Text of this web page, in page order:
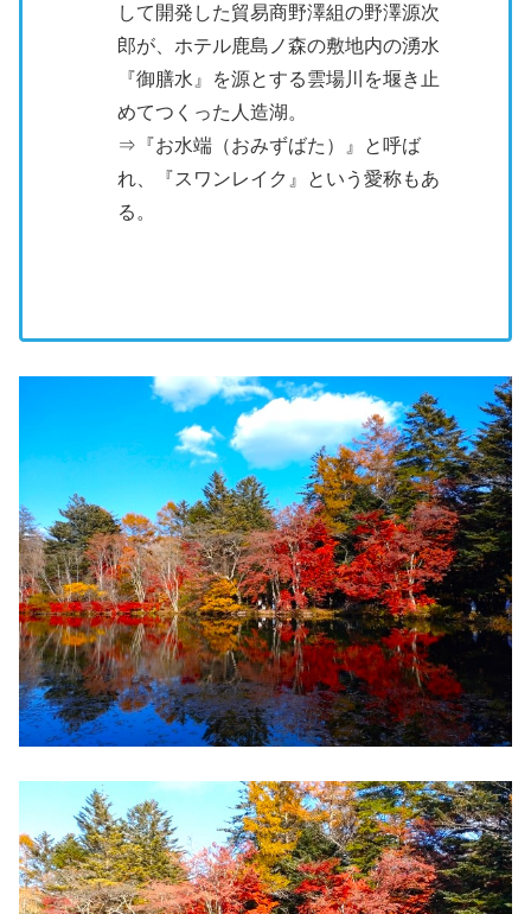
して開発した貿易商野澤組の野澤源次
郎が、ホテル鹿島ノ森の敷地内の湧水
『御膳水』を源とする雲場川を堰き止
めてつくった人造湖。
⇒『お水端（おみずばた）』と呼ば
れ、『スワンレイク』という愛称もあ
る。